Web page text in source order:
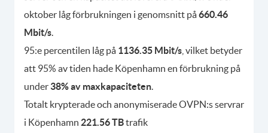
oktober låg förbrukningen i genomsnitt på660.46
Mbit/s
95:e percentilen låg på 1136.35 Mbit/s , vilket betyder
att 95% av tiden hade Köpenhamn en förbrukning på
under 38% av maxkapaciteten
Totalt krypterade och anonymiserade OVPN:s servrar
i Köpenhamn 221.56 TBtrafik